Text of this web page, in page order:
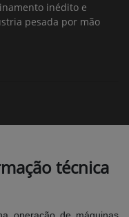
inédito e
pesada por mão
técnica